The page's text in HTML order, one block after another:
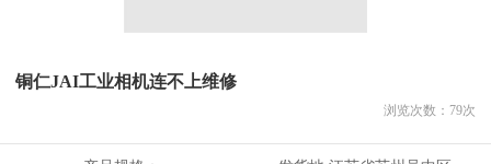
铜仁JAI工业相机连不上维修
浏览次数： 79次